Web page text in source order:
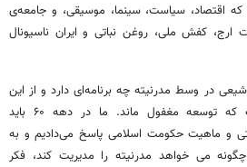
که اقتصاد، سیاست، سینما، موسیقی، و جامعه‌ی
کفش ملی، روغن نباتی و ایران ناسیونال
در وسط مدرنیته چه برنامه‌ای دارد و از این
منظر کجا قرار دارد؟ اینجاست که توسعه مغفول ماند. ما در دهه ۶۰ باید
و ماهیت حکومت اسلامی پاسخ می‌دادیم و به
می خواهد مدرنیته را مدیریت کند، فکر